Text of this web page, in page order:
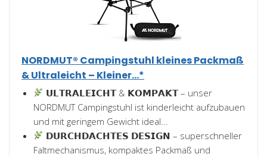
NORDMUT® Campingstuhl kleines Packmaß
& Ultraleicht – Kleiner...*
𝗨𝗟𝗧𝗥𝗔𝗟𝗘𝗜𝗖𝗛𝗧 & 𝗞𝗢𝗠𝗣𝗔𝗞𝗧 – unser
NORDMUT Campingstuhl ist kinderleicht aufzubauen
und mit geringem Gewicht ideal...
𝗗𝗨𝗥𝗖𝗛𝗗𝗔𝗖𝗛𝗧𝗘𝗦 𝗗𝗘𝗦𝗜𝗚𝗡 – superschneller
Faltmechanismus, kompaktes Packmaß und